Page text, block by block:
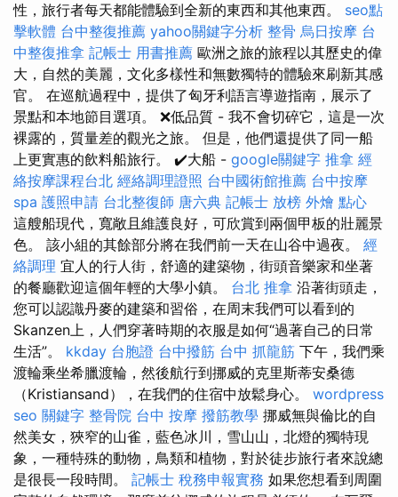
性，旅行者每天都能體驗到全新的東西和其他東西。 seo點
擊軟體 台中整復推薦 yahoo關鍵字分析 整骨 烏日按摩 台
中整復推拿 記帳士 用書推薦 歐洲之旅的旅程以其歷史的偉
大，自然的美麗，文化多樣性和無數獨特的體驗來刷新其感
官。 在巡航過程中，提供了匈牙利語言導遊指南，展示了
景點和本地節目選項。 ❌低品質 - 我不會切碎它，這是一次
裸露的，質量差的觀光之旅。 但是，他們還提供了同一船
上更實惠的飲料船旅行。 ✔️大船 - google關鍵字 推拿 經
絡按摩課程台北 經絡調理證照 台中國術館推薦 台中按摩
spa 護照申請 台北整復師 唐六典 記帳士 放榜 外燴 點心
這艘船現代，寬敞且維護良好，可欣賞到兩個甲板的壯麗景
色。 該小組的其餘部分將在我們前一天在山谷中過夜。 經
絡調理 宜人的行人街，舒適的建築物，街頭音樂家和坐著
的餐廳歡迎這個年輕的大學小鎮。 台北 推拿 沿著街頭走，
您可以認識丹麥的建築和習俗，在周末我們可以看到的
Skanzen上，人們穿著時期的衣服是如何“過著自己的日常
生活”。 kkday 台胞證 台中撥筋 台中 抓龍筋 下午，我們乘
渡輪乘坐希臘渡輪，然後航行到挪威的克里斯蒂安桑德
（Kristiansand），在我們的住宿中放鬆身心。 wordpress
seo 關鍵字 整骨院 台中 按摩 撥筋教學 挪威無與倫比的自
然美女，狹窄的山雀，藍色冰川，雪山山，北燈的獨特現
象，一種特殊的動物，鳥類和植物，對於徒步旅行者來說總
是很長一段時間。 記帳士 稅務申報實務 如果您想看到周圍